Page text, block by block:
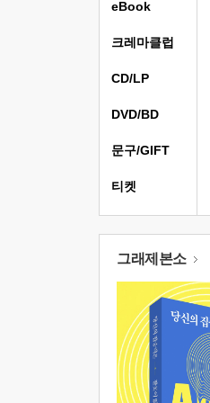
eBook
크레마클럽
CD/LP
DVD/BD
문구/GIFT
티켓
그래제본소